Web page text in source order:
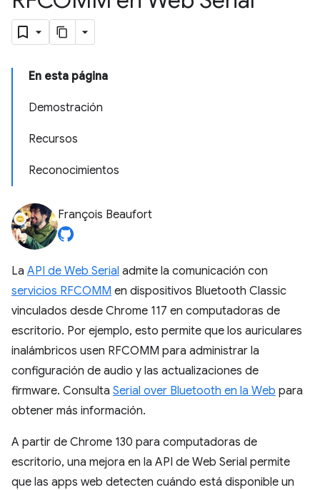
En esta página
Demostración
Recursos
Reconocimientos
François Beaufort
La API de Web Serial admite la comunicación con
servicios RFCOMM en dispositivos Bluetooth Classic
vinculados desde Chrome 117 en computadoras de
escritorio. Por ejemplo, esto permite que los auriculares
inalámbricos usen RFCOMM para administrar la
configuración de audio y las actualizaciones de
firmware. Consulta Serial over Bluetooth en la Web para
obtener más información.
A partir de Chrome 130 para computadoras de
escritorio, una mejora en la API de Web Serial permite
que las apps web detecten cuándo está disponible un